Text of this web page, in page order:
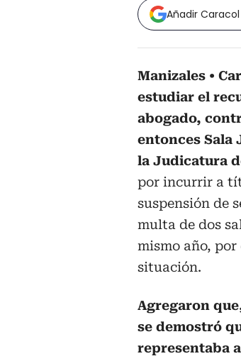
Añadir
Manizales
estudiar el
abogado,
entonces Sala
la Judicatura
por incurrir a
suspensión de
multa de dos
mismo año,
situación.
Agregaron
se demostró
representaba